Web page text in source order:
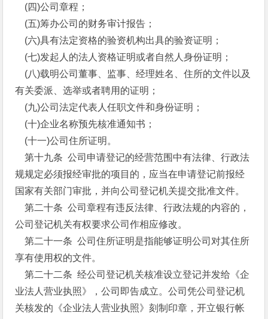
(四)公司章程；
(五)筹办公司的财务审计报告；
(六)具有法定资格的验资机构出具的验资证明；
(七)发起人的法人资格证明或者自然人身份证明；
(八)载明公司董事、监事、经理姓名、住所的文件以及
有关委派、选举或者聘用的证明；
(九)公司法定代表人任职文件和身份证明；
(十)企业名称预先核准通知书；
(十一)公司住所证明。
第十九条 公司申请登记的经营范围中有法律、行政法
规规定必须报经审批的项目的，应当在申请登记前报经
国家有关部门审批，并向公司登记机关提交批准文件。
第二十条 公司章程有违反法律、行政法规的内容的，
公司登记机关有权要求公司作相应修改。
第二十一条 公司住所证明是指能够证明公司对其住所
享有使用权的文件。
第二十二条 经公司登记机关核准设立登记并发给《企
业法人营业执照》，公司即告成立。公司凭公司登记机
关核发的《企业法人营业执照》刻制印章，开立银行帐